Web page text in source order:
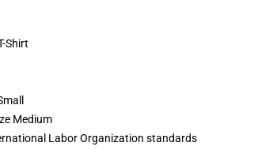
Shirt
Medium
Labor Organization standards